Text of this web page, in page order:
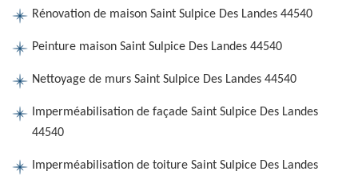
Rénovation de maison Saint Sulpice Des Landes 44540
Peinture maison Saint Sulpice Des Landes 44540
Nettoyage de murs Saint Sulpice Des Landes 44540
Imperméabilisation de façade Saint Sulpice Des Landes
44540
Imperméabilisation de toiture Saint Sulpice Des Landes